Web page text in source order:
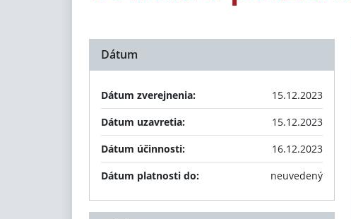
Dátum
Dátum zverejnenia:
15.12.2023
Dátum uzavretia:
15.12.2023
Dátum účinnosti:
16.12.2023
Dátum platnosti do:
neuvedený